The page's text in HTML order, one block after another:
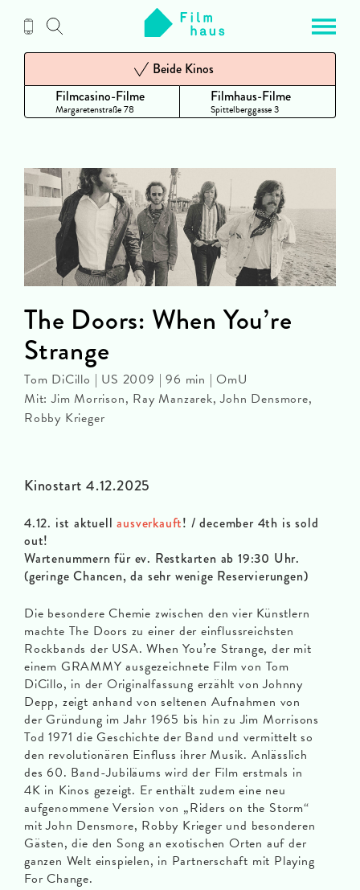
Inhalt
Filmcasino-Filme
Margaretenstraße 78
Beide Kinos
Filmhaus-Filme
Spittelberggasse 3
Kinostart 4.12.2025
4.12. ist aktuellausverkauft! / december 4th is sold
out!
Wartenummern für ev. Restkarten ab 19:30 Uhr.
(geringe Chancen, da sehr wenige Reservierungen)
Die besondere Chemie zwischen den vier Künstlern
machte The Doors zu einer der einflussreichsten
Rockbands der USA. When You’re Strange, der mit
einem GRAMMY ausgezeichnete Film von Tom
DiCillo, in der Originalfassung erzählt von Johnny
Depp, zeigt anhand von seltenen Aufnahmen von
der Gründung im Jahr 1965 bis hin zu Jim Morrisons
Tod 1971 die Geschichte der Band und vermittelt so
den revolutionären Einfluss ihrer Musik. Anlässlich
des 60. Band-Jubiläums wird der Film erstmals in
4K in Kinos gezeigt. Er enthält zudem eine neu
aufgenommene Version von „Riders on the Storm“
mit John Densmore, Robby Krieger und besonderen
Gästen, die den Song an exotischen Orten auf der
ganzen Welt einspielen, in Partnerschaft mit Playing
For Change.
The Doors: When You’re
Strange
Tom DiCillo | US 2009 | 96 min | OmU
Mit: Jim Morrison, Ray Manzarek, John Densmore,
Robby Krieger